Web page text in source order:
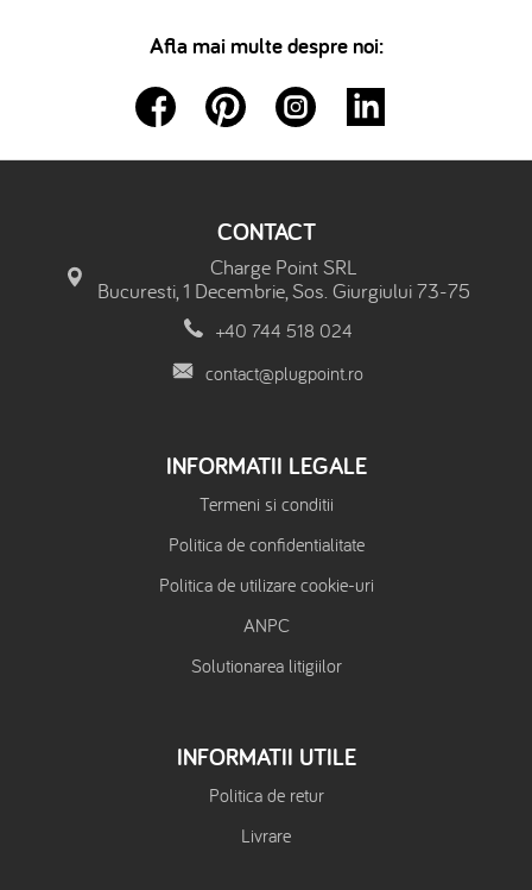
Afla mai multe despre noi:
CONTACT
Charge Point SRL
Bucuresti, 1 Decembrie, Sos. Giurgiului 73-75
+40 744 518 024
contact@plugpoint.ro
INFORMATII LEGALE
Termeni si conditii
Politica de confidentialitate
Politica de utilizare cookie-uri
ANPC
Solutionarea litigiilor
INFORMATII UTILE
Politica de retur
Livrare